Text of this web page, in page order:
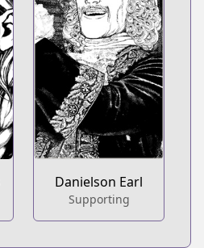
Danielson Earl
Supporting